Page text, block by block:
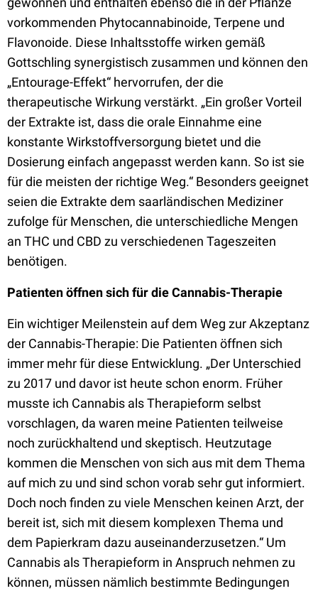
vorkommenden Phytocannabinoide, Terpene und
Flavonoide. Diese Inhaltsstoffe wirken gemäß
Gottschling synergistisch zusammen und können den
„Entourage-Effekt“ hervorrufen, der die
therapeutische Wirkung verstärkt. „Ein großer Vorteil
der Extrakte ist, dass die orale Einnahme eine
konstante Wirkstoffversorgung bietet und die
Dosierung einfach angepasst werden kann. So ist sie
für die meisten der richtige Weg.“ Besonders geeignet
seien die Extrakte dem saarländischen Mediziner
zufolge für Menschen, die unterschiedliche Mengen
an THC und CBD zu verschiedenen Tageszeiten
benötigen.
Patienten öffnen sich für die Cannabis-Therapie
Ein wichtiger Meilenstein auf dem Weg zur Akzeptanz
der Cannabis-Therapie: Die Patienten öffnen sich
immer mehr für diese Entwicklung. „Der Unterschied
zu 2017 und davor ist heute schon enorm. Früher
musste ich Cannabis als Therapieform selbst
vorschlagen, da waren meine Patienten teilweise
noch zurückhaltend und skeptisch. Heutzutage
kommen die Menschen von sich aus mit dem Thema
auf mich zu und sind schon vorab sehr gut informiert.
Doch noch finden zu viele Menschen keinen Arzt, der
bereit ist, sich mit diesem komplexen Thema und
dem Papierkram dazu auseinanderzusetzen.“ Um
Cannabis als Therapieform in Anspruch nehmen zu
können, müssen nämlich bestimmte Bedingungen